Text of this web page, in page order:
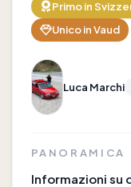
Primo in
Unico inVaud
Luca Marchi
PANORAMICA
Informazioni su